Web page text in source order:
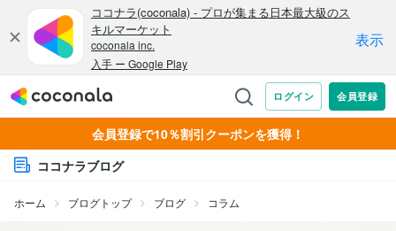
会員登録で10％割引クーポンを獲得！
ココナラブログ
ホーム ブログトップ ブログ コラム